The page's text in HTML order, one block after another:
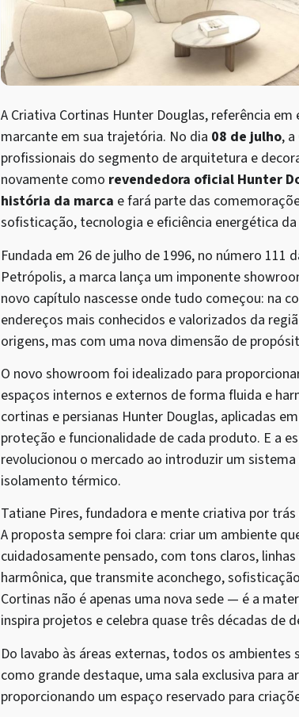
A Criativa Cortinas Hunter Douglas, referência
marcante em sua trajetória. No dia 08 de julho,
profissionais do segmento de arquitetura e
novamente como revendedora oficial Hunter
história da marca e fará parte das
sofisticação, tecnologia e eficiência energética
Fundada em 26 de julho de 1996, no número 111
Petrópolis, a marca lança um imponente
novo capítulo nascesse onde tudo começou: na
endereços mais conhecidos e valorizados da
origens, mas com uma nova dimensão de
O novo showroom foi idealizado para
espaços internos e externos de forma fluida e
cortinas e persianas Hunter Douglas, aplicadas
proteção e funcionalidade de cada produto. E a
revolucionou o mercado ao introduzir um
isolamento térmico.
Tatiane Pires, fundadora e mente criativa por
A proposta sempre foi clara: criar um ambiente
cuidadosamente pensado, com tons claros,
harmônica, que transmite aconchego,
Cortinas não é apenas uma nova sede — é a
inspira projetos e celebra quase três décadas de
Do lavabo às áreas externas, todos os
como grande destaque, uma sala exclusiva para
proporcionando um espaço reservado para